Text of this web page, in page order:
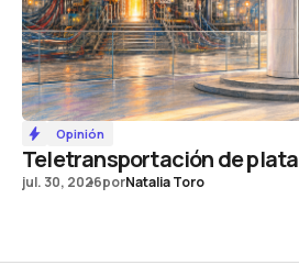
Opinión
Teletransportación de plata
jul. 30, 2026porNatalia Toro